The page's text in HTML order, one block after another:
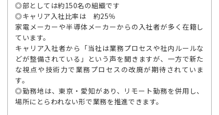
◎部としては約150名の組織です
◎キャリア入社比率は 約25％
家電メーカーや半導体メーカーからの入社者が多く在籍し
ています。
キャリア入社者から「当社は業務プロセスや社内ルールな
どが整備されている」という声を聞きますが、一方で新た
な視点や技術力で業務プロセスの改廃が期待されていま
す。
◎勤務地は、東京・愛知があり、リモート勤務を併用し、
場所にとらわれない形で業務を推進できます。